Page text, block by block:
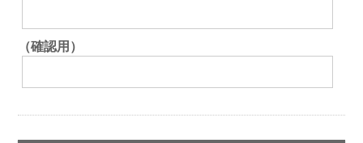
（確認用）